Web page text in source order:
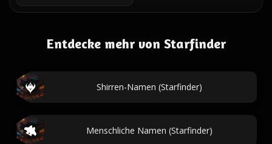
Entdecke mehr von Starfinder
Shirren-Namen (Starfinder)
Menschliche Namen (Starfinder)